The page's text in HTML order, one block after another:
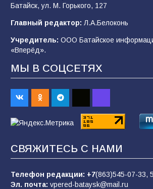
строительные профессии в ходе
спортивного праздника
90
Батайским спортсменам
Евгений Остапенко
Батайск, ул. М. Горького, 127
Главный редактор: Л.А.Белоконь
Учредитель: ООО Батайское
«Вперёд».
МЫ В СОЦСЕТЯХ
СВЯЖИТЕСЬ С НАМИ
Телефон редакции: +7(863)545-07-33,
Эл. почта: vpered-bataysk@mail.ru